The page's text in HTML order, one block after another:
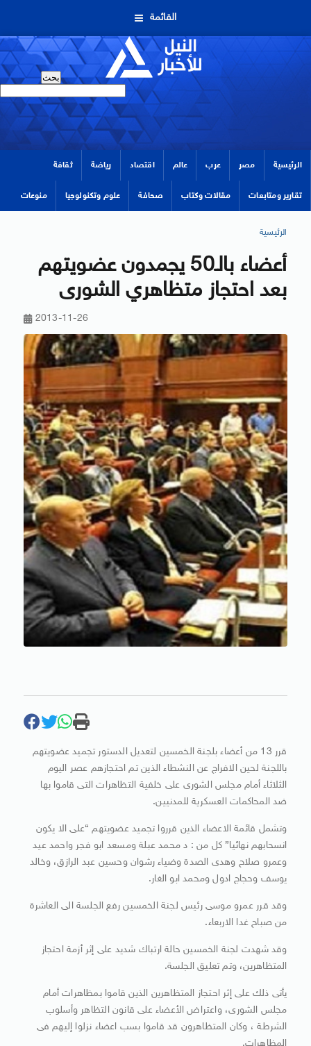
القائمة
الرئيسية مصر عرب عالم اقتصاد رياضة ثقافة
تقارير ومتابعات مقالات وكتاب صحافة علوم وتكنولوجيا منوعات
الرئيسية
أعضاء بالـ50 يجمدون عضويتهم
بعد احتجاز متظاهري الشورى
2013-11-26
قرر 13 من أعضاء بلجنة الخمسين لتعديل الدستور تجميد عضويتهم
باللجنة لحين الافراج عن النشطاء الذين تم احتجازهم عصر اليوم
الثلاثاء أمام مجلس الشورى على خلفية التظاهرات التى قاموا بها
ضد المحاكمات العسكرية للمدنيين.
وتشمل قائمة الاعضاء الذين قرروا تجميد عضويتهم “على الا يكون
انسحابهم نهائيا” كل من : د محمد عبلة ومسعد ابو فجر واحمد عيد
وعمرو صلاح وهدى الصدة وضياء رشوان وحسين عبد الرازق، وخالد
يوسف وحجاج ادول ومحمد ابو الغار.
وقد قرر عمرو موسى رئيس لجنة الخمسين رفع الجلسة الى العاشرة
من صباح غدا الاربعاء.
وقد شهدت لجنة الخمسين حالة ارتباك شديد على إثر أزمة احتجاز
المتظاهرين، وتم تعليق الجلسة.
يأتى ذلك على إثر احتجاز المتظاهرين الذين قاموا بمظاهرات أمام
مجلس الشورى، واعتراض اﻷعضاء على قانون التظاهر وأسلوب
الشرطة ، وكان المتظاهرون قد قاموا بسب اعضاء نزلوا إليهم فى